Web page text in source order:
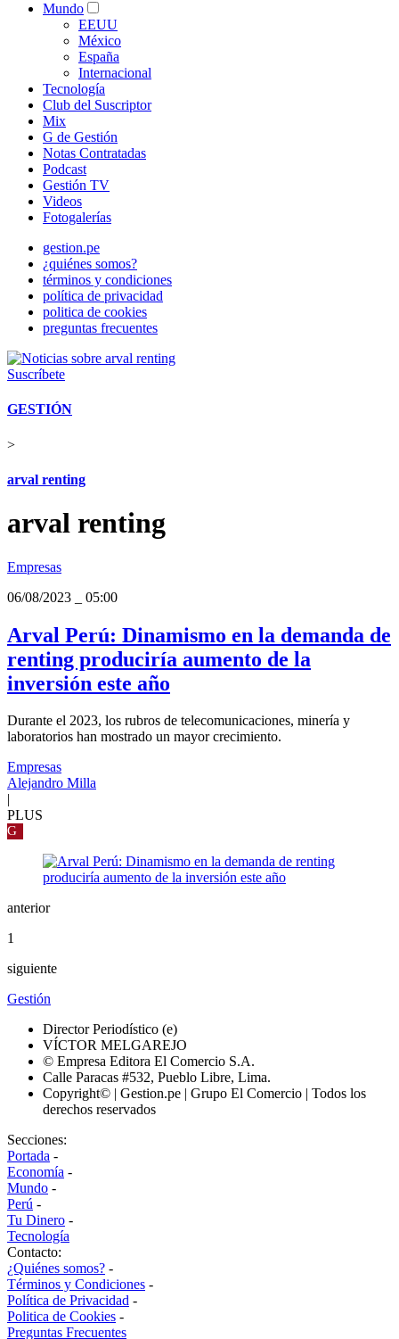
Mundo
EEUU
México
España
Internacional
Tecnología
Club del Suscriptor
Mix
G de Gestión
Notas Contratadas
Podcast
Gestión TV
Videos
Fotogalerías
gestion.pe
¿quiénes somos?
términos y condiciones
política de privacidad
politica de cookies
preguntas frecuentes
Suscríbete
GESTIÓN
>
arval renting
arval renting
Empresas
06/08/2023
05:00
Arval Perú: Dinamismo en la demanda de
renting produciría aumento de la
inversión este año
Durante el 2023, los rubros de telecomunicaciones, minería y
laboratorios han mostrado un mayor crecimiento.
Empresas
Alejandro Milla
PLUS
G
anterior
1
siguiente
Gestión
Director Periodístico (e)
VÍCTOR MELGAREJO
© Empresa Editora El Comercio S.A.
Calle Paracas #532, Pueblo Libre, Lima.
Copyright© | Gestion.pe | Grupo El Comercio | Todos los
derechos reservados
Secciones:
Portada -
Economía -
Mundo -
Perú -
Tu Dinero -
Tecnología
Contacto:
¿Quiénes somos? -
Términos y Condiciones -
Política de Privacidad -
Politica de Cookies -
Preguntas Frecuentes